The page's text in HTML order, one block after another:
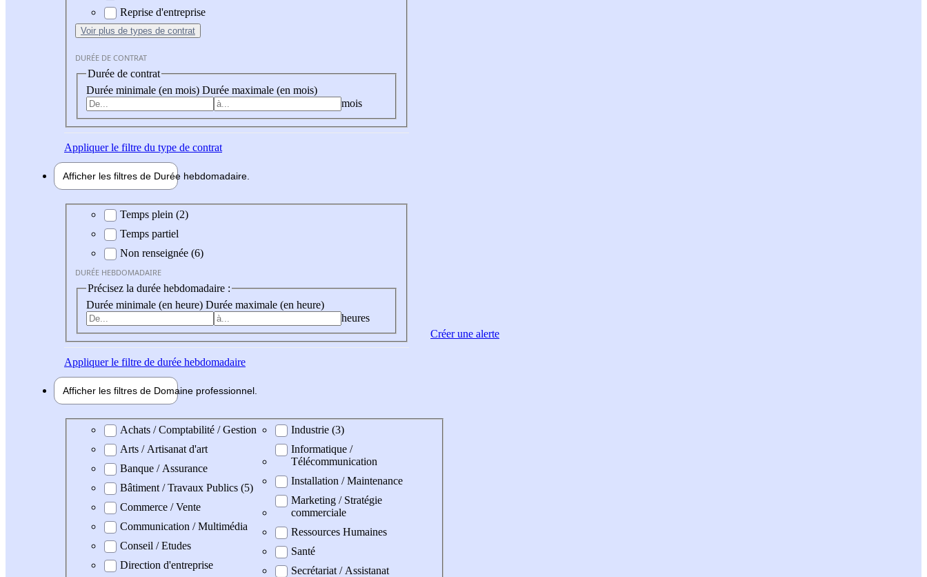
Reprise d'entreprise
Voir plus de types de contrat
DURÉE DE CONTRAT
Durée de contrat
Durée minimale (en mois) Durée maximale (en mois)
mois
Appliquerle filtre du type de contrat
Afficher les filtres de Durée hebdomadaire
Durée hebdomadaire
Temps plein (2)
Temps partiel
Non renseignée (6)
DURÉE HEBDOMADAIRE
Précisez la durée hebdomadaire :
Durée minimale (en heure) Durée maximale (en heure)
heures
Appliquerle filtre de durée hebdomadaire
Afficher les filtres de Domaine professionnel
Domaine professionel
Achats / Comptabilité / Gestion
Arts / Artisanat d'art
Banque / Assurance
Bâtiment / Travaux Publics (5)
Commerce / Vente
Communication / Multimédia
Conseil / Etudes
Direction d'entreprise
Industrie (3)
Informatique /
Télécommunication
Installation / Maintenance
Marketing / Stratégie
commerciale
Ressources Humaines
Santé
Secrétariat / Assistanat
Créer une alerte